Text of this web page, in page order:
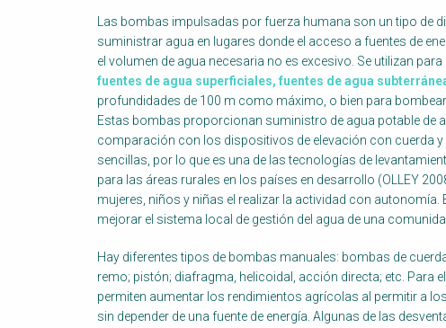
Factsheet
Block
Body
Las bombas impulsadas por fuerza humana son un tipo de
suministrar agua en lugares donde el acceso a fuentes de
el volumen de agua necesaria no es excesivo. Se utilizan
fuentes de agua superficiales, fuentes de agua
profundidades de 100 m como máximo, o bien para
Estas bombas proporcionan suministro de agua potable de
comparación con los dispositivos de elevación con cuerda
sencillas, por lo que es una de las tecnologías de
para las áreas rurales en los países en desarrollo (OLLEY
mujeres, niños y niñas el realizar la actividad con autonomía.
mejorar el sistema local de gestión del agua de una
Hay diferentes tipos de bombas manuales: bombas de
remo; pistón; diafragma, helicoidal, acción directa; etc. Para
permiten aumentar los rendimientos agrícolas al permitir a
sin depender de una fuente de energía. Algunas de las